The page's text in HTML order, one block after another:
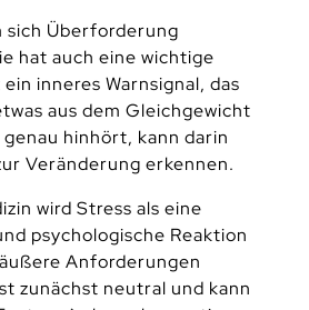
sich Überforderung
hat auch eine wichtige
inneres Warnsignal, das
aus dem Gleichgewicht
hinhört, kann darin
Veränderung erkennen.
wird Stress als eine
psychologische Reaktion
Anforderungen
zunächst neutral und kann